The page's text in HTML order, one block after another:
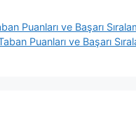
Puanları ve Başarı
Puanları ve Başarı